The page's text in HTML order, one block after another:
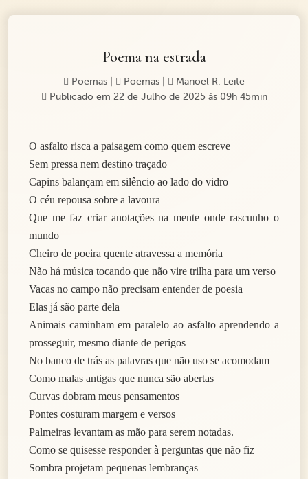
Poema na estrada
Poemas Poemas
Manoel R. Leite
Publicado em 22 de Julho de 2025 ás 09h 45min
O asfalto risca a paisagem como quem escreve
Sem pressa nem destino traçado
Capins balançam em silêncio ao lado do vidro
O céu repousa sobre a lavoura
Que me faz criar anotações na mente onde rascunho o
mundo
Cheiro de poeira quente atravessa a memória
Não há música tocando que não vire trilha para um verso
Vacas no campo não precisam entender de poesia
Elas já são parte dela
Animais caminham em paralelo ao asfalto aprendendo a
prosseguir, mesmo diante de perigos
No banco de trás as palavras que não uso se acomodam
Como malas antigas que nunca são abertas
Curvas dobram meus pensamentos
Pontes costuram margem e versos
Palmeiras levantam as mão para serem notadas.
Como se quisesse responder à perguntas que não fiz
Sombra projetam pequenas lembranças